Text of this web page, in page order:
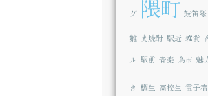
グ 隈町 鼓笛隊
雛 麦焼酎 駅近 雑貨
ル 駅前 音楽 鳥市 魅
き 鯛生 高校生 電子